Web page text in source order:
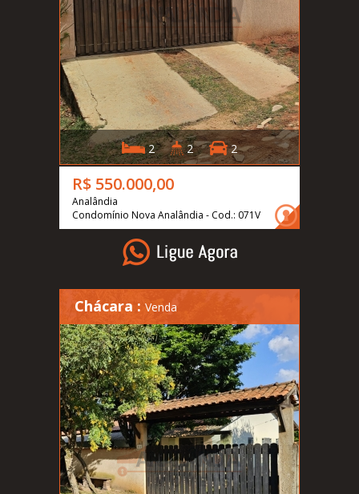
2 2 2
R$ 550.000,00
Analândia
Condomínio Nova Analândia - Cod.: 071V
Chácara : Venda